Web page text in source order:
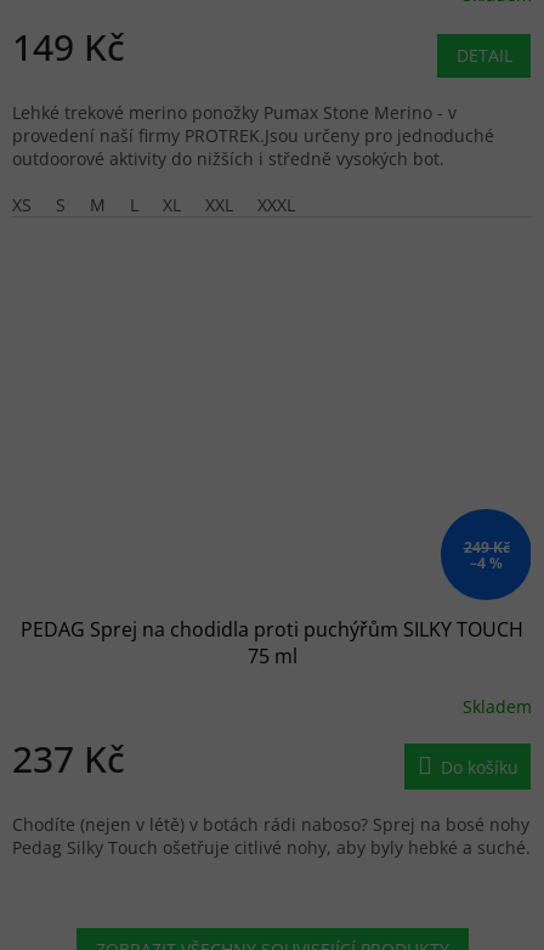
149 Kč DETAIL
Lehké trekové merino ponožky Pumax Stone Merino - v
provedení naší firmy PROTREK.Jsou určeny pro jednoduché
outdoorové aktivity do nižších i středně vysokých bot.
XS
S M L XL XXL XXXL
249 Kč
–4 %
PEDAG Sprej na chodidla proti puchýřům SILKY TOUCH
75 ml
Skladem
237 Kč Do košíku
Chodíte (nejen v létě) v botách rádi naboso? Sprej na bosé nohy
Pedag Silky Touch ošetřuje citlivé nohy, aby byly hebké a suché.